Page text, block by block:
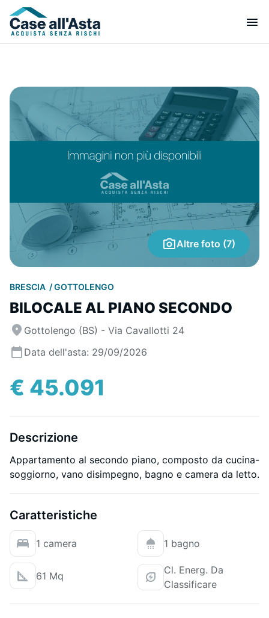
Altre foto (7)
BRESCIA GOTTOLENGO
BILOCALE AL PIANO SECONDO
Gottolengo (BS) - Via Cavallotti 24
Data dell'asta: 29/09/2026
€ 45.091
Descrizione
Appartamento al secondo piano, composto da cucina-
soggiorno, vano disimpegno, bagno e camera da letto.
Caratteristiche
1 camera 1 bagno
61 Mq
Cl. Energ. Da
Classificare